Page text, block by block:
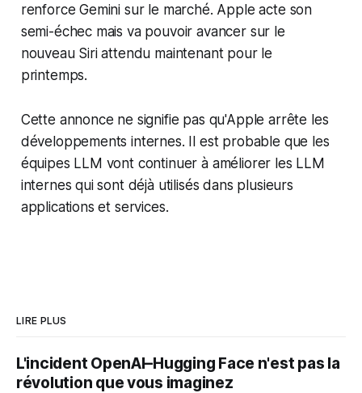
renforce Gemini sur le marché. Apple acte son
semi-échec mais va pouvoir avancer sur le
nouveau Siri attendu maintenant pour le
printemps.
Cette annonce ne signifie pas qu'Apple arrête les
développements internes. Il est probable que les
équipes LLM vont continuer à améliorer les LLM
internes qui sont déjà utilisés dans plusieurs
applications et services.
LIRE PLUS
L'incident OpenAI–Hugging Face n'est pas la
révolution que vous imaginez